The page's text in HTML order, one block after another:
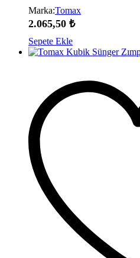
Marka:Tomax
2.065,50 ₺
Sepete Ekle